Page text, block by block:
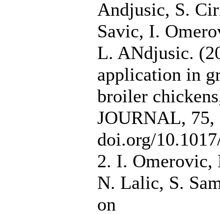
Andjusic, S.
Savic, I.
L. ANdjusic.
application in
broiler
JOURNAL, 75,
doi.org/
2. I. Omerovic,
N. Lalic, S.
on